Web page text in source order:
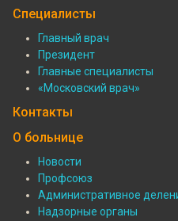
Подвал:
Филиалы
Специалисты
Подвал:
Специалисты
Главный врач
Президент
Главные специалисты
«Московский врач»
Контакты
О больнице
Подвал:
Новости
Профсоюз
Административное
Надзорные органы